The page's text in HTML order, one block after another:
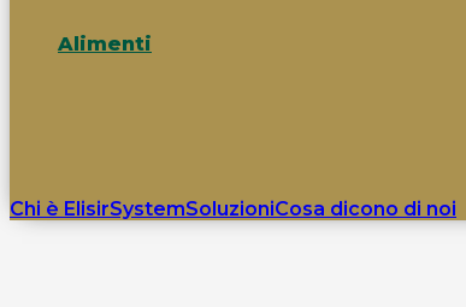
Alimenti
Chi è ElisirSystemSoluzioniCosa dicono di noi